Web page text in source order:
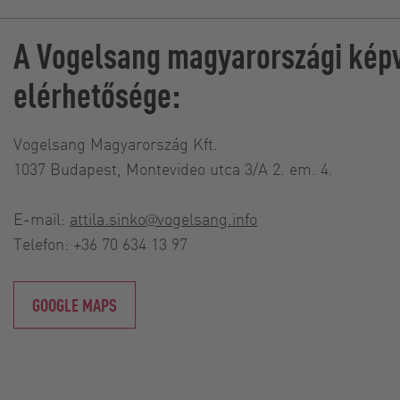
A Vogelsang magyarországi
elérhetősége:
Vogelsang Magyarország Kft.
1037 Budapest, Montevideo utca 3/A 2. em. 4.
E-mail: attila.sinko@vogelsang.info
Telefon: +36 70 634 13 97
GOOGLE MAPS